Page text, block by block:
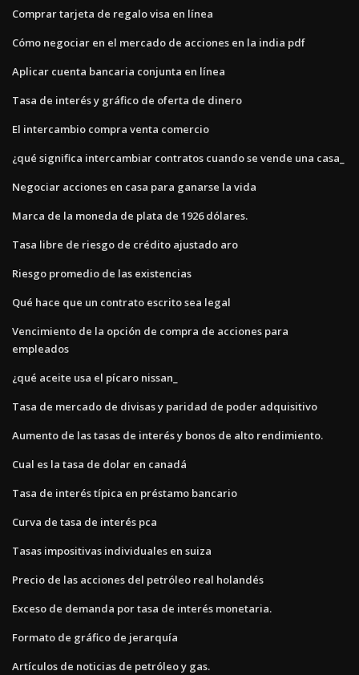
Comprar tarjeta de regalo visa en línea
Cómo negociar en el mercado de acciones en la india pdf
Aplicar cuenta bancaria conjunta en línea
Tasa de interés y gráfico de oferta de dinero
El intercambio compra venta comercio
¿qué significa intercambiar contratos cuando se vende una casa_
Negociar acciones en casa para ganarse la vida
Marca de la moneda de plata de 1926 dólares.
Tasa libre de riesgo de crédito ajustado aro
Riesgo promedio de las existencias
Qué hace que un contrato escrito sea legal
Vencimiento de la opción de compra de acciones para
empleados
¿qué aceite usa el pícaro nissan_
Tasa de mercado de divisas y paridad de poder adquisitivo
Aumento de las tasas de interés y bonos de alto rendimiento.
Cual es la tasa de dolar en canadá
Tasa de interés típica en préstamo bancario
Curva de tasa de interés pca
Tasas impositivas individuales en suiza
Precio de las acciones del petróleo real holandés
Exceso de demanda por tasa de interés monetaria.
Formato de gráfico de jerarquía
Artículos de noticias de petróleo y gas.